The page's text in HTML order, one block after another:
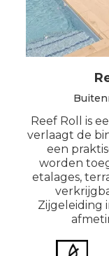
Reef Roll is
verlaagt de
een
worden
etalages,
Zijgeleiding